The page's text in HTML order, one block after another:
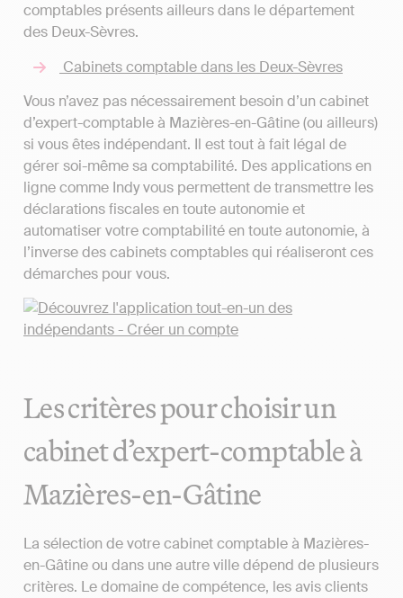
comptables présents ailleurs dans le département
des Deux-Sèvres.
Cabinets comptable dans les Deux-Sèvres
Vous n’avez pas nécessairement besoin d’un cabinet
d’expert-comptable à Mazières-en-Gâtine (ou ailleurs)
si vous êtes indépendant. Il est tout à fait légal de
gérer soi-même sa comptabilité. Des applications en
ligne comme Indy vous permettent de transmettre les
déclarations fiscales en toute autonomie et
automatiser votre comptabilité en toute autonomie, à
l’inverse des cabinets comptables qui réaliseront ces
démarches pour vous.
Les critères pour choisir un
cabinet d’expert-comptable à
Mazières-en-Gâtine
La sélection de votre cabinet comptable à Mazières-
en-Gâtine ou dans une autre ville dépend de plusieurs
critères. Le domaine de compétence, les avis clients